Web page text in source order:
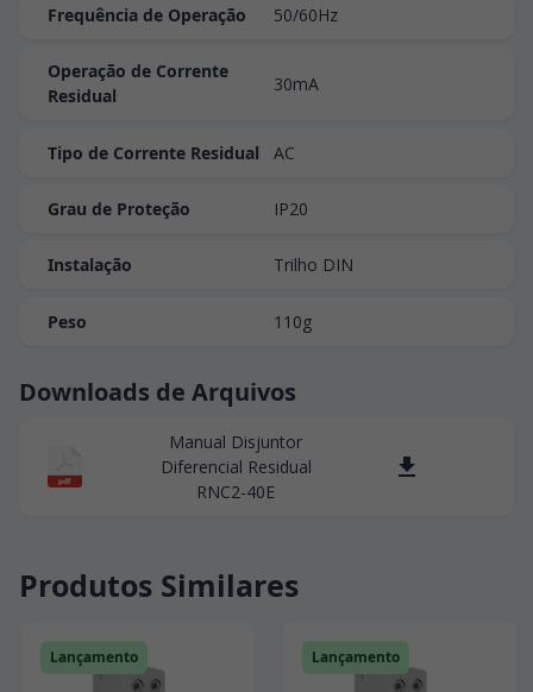
Frequência de Operação 50/60Hz
Operação de Corrente
Residual
30mA
Tipo de Corrente Residual AC
Grau de Proteção IP20
Instalação Trilho DIN
Peso 110g
Downloads de Arquivos
pdf
Manual Disjuntor
Diferencial Residual
RNC2-40E
Produtos Similares
Lançamento Lançamento